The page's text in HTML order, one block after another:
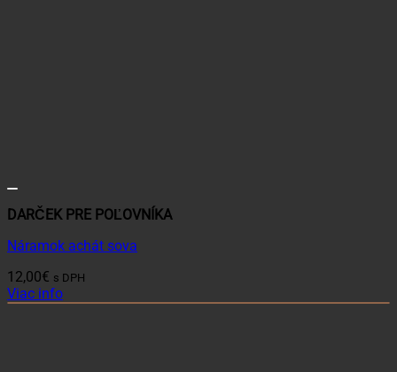
DARČEK PRE POĽOVNÍKA
Náramok achát sova
12,00€ s DPH
Viac info